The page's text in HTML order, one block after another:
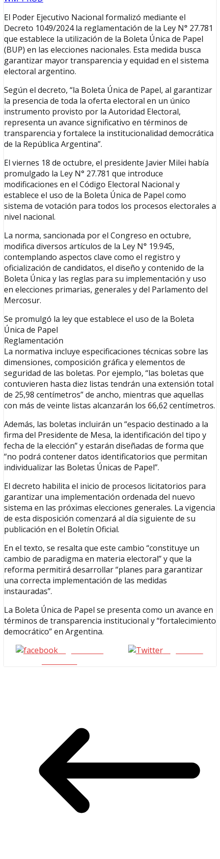
El Poder Ejecutivo Nacional formalizó mediante el
Decreto 1049/2024 la reglamentación de la Ley N° 27.781
que establece la utilización de la Boleta Única de Papel
(BUP) en las elecciones nacionales. Esta medida busca
garantizar mayor transparencia y equidad en el sistema
electoral argentino.
Según el decreto, “la Boleta Única de Papel, al garantizar
la presencia de toda la oferta electoral en un único
instrumento provisto por la Autoridad Electoral,
representa un avance significativo en términos de
transparencia y fortalece la institucionalidad democrática
de la República Argentina”.
El viernes 18 de octubre, el presidente Javier Milei había
promulgado la Ley N° 27.781 que introduce
modificaciones en el Código Electoral Nacional y
establece el uso de la Boleta Única de Papel como
sistema de votación para todos los procesos electorales a
nivel nacional.
La norma, sancionada por el Congreso en octubre,
modifica diversos artículos de la Ley N° 19.945,
contemplando aspectos clave como el registro y
oficialización de candidatos, el diseño y contenido de la
Boleta Única y las reglas para su implementación y uso
en elecciones primarias, generales y del Parlamento del
Mercosur.
Se promulgó la ley que establece el uso de la Boleta
Única de Papel
Reglamentación
La normativa incluye especificaciones técnicas sobre las
dimensiones, composición gráfica y elementos de
seguridad de las boletas. Por ejemplo, “las boletas que
contuvieren hasta diez listas tendrán una extensión total
de 25,98 centímetros” de ancho, mientras que aquellas
con más de veinte listas alcanzarán los 66,62 centímetros.
Además, las boletas incluirán un “espacio destinado a la
firma del Presidente de Mesa, la identificación del tipo y
fecha de la elección” y estarán diseñadas de forma que
“no podrá contener datos identificatorios que permitan
individualizar las Boletas Únicas de Papel”.
El decreto habilita el inicio de procesos licitatorios para
garantizar una implementación ordenada del nuevo
sistema en las próximas elecciones generales. La vigencia
de esta disposición comenzará al día siguiente de su
publicación en el Boletín Oficial.
En el texto, se resalta que este cambio “constituye un
cambio de paradigma en materia electoral” y que la
reforma permitirá desarrollar “planes para garantizar
una correcta implementación de las medidas
instauradas”.
La Boleta Única de Papel se presenta como un avance en
términos de transparencia institucional y “fortalecimiento
democrático” en Argentina.
Seguinos en
seguinos X